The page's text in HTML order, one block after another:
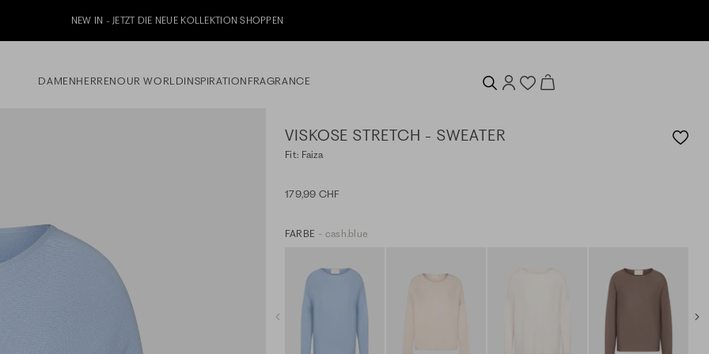
zu unserem Whatsapp Newsletter anmelden & 10% Willkommensgutschein erhalten
DAMENHERRENOUR WORLDINSPIRATION FRAGRANCE
VISKOSE STRETCH - SWEATER
Fit: Faiza
179,99 CHF
FARBE - cash.blue